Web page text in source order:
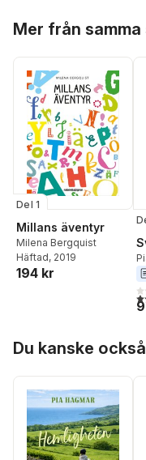
Mer från samma
Del 1
Millans äventyr
Milena Bergquist
Häftad, 2019
194 kr
Du kanske